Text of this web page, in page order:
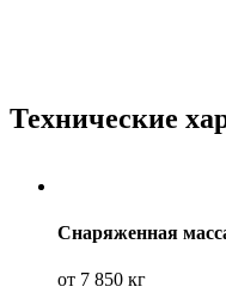
Технические
Снаряженная
от 7 850 кг